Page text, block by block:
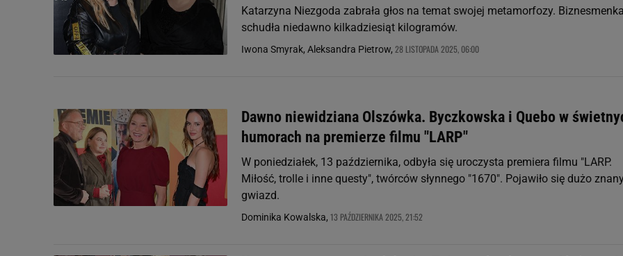
Katarzyna Niezgoda zabrała głos na temat swojej metamorfozy.
schudła niedawno kilkadziesiąt kilogramów.
Iwona Smyrak, Aleksandra Pietrow, 28 LISTOPADA 2025, 06:00
Dawno niewidziana Olszówka. Byczkowska i Quebo w
humorach na premierze filmu "LARP"
W poniedziałek, 13 października, odbyła się uroczysta premiera filmu "LARP.
Miłość, trolle i inne questy", twórców słynnego "1670". Pojawiło się dużo
gwiazd.
Dominika Kowalska, 13 PAŹDZIERNIKA 2025, 21:52